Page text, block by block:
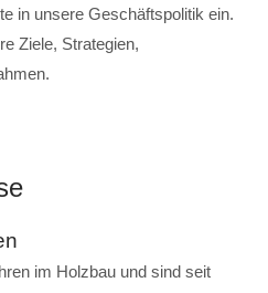
in unsere Geschäftspolitik ein.
Ziele, Strategien,
im Holzbau und sind seit